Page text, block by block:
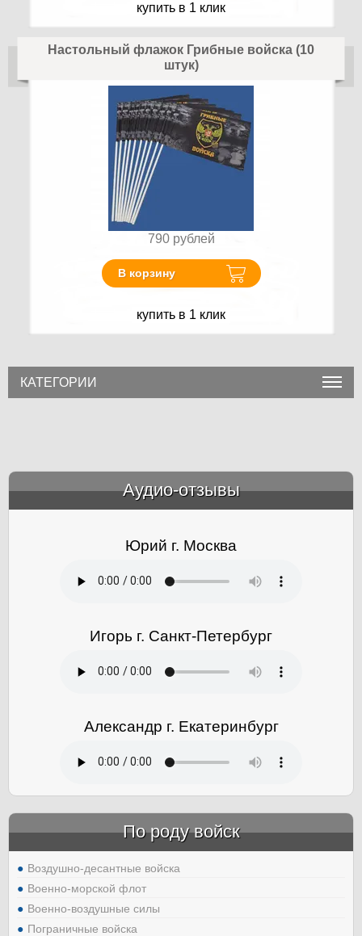
купить в 1 клик
Настольный флажок Грибные войска (10
штук)
790 рублей
В корзину
купить в 1 клик
КАТЕГОРИИ
Аудио-отзывы
Юрий г. Москва
Игорь г. Санкт-Петербург
Александр г. Екатеринбург
По роду войск
Воздушно-десантные войска
Военно-морской флот
Военно-воздушные силы
Пограничные войска